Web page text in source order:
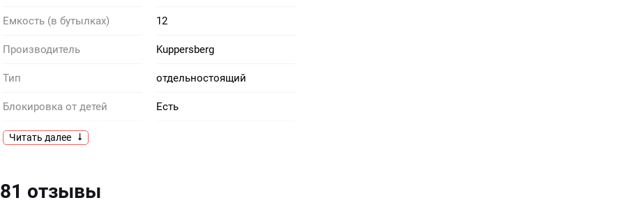
Емкость (в бутылках) 12
Производитель Kuppersberg
Тип отдельностоящий
Блокировка от детей Есть
Частота, Гц
Гарантия, мес
Читать далее
отзывы